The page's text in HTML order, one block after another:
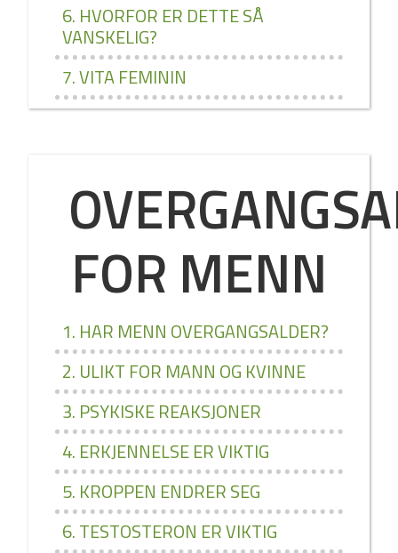
6. HVORFOR ER DETTE SÅ
VANSKELIG?
7. VITA FEMININ
FOR MENN
1. HAR MENN OVERGANGSALDER?
2. ULIKT FOR MANN OG KVINNE
3. PSYKISKE REAKSJONER
4. ERKJENNELSE ER VIKTIG
5. KROPPEN ENDRER SEG
6. TESTOSTERON ER VIKTIG